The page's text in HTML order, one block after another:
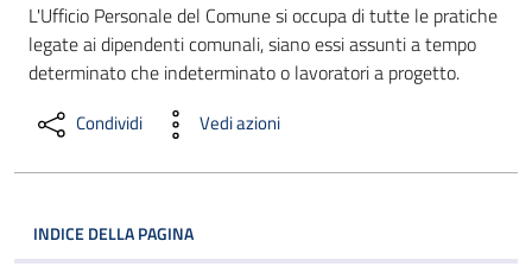
L'Ufficio Personale del Comune si occupa di tutte le pratiche
legate ai dipendenti comunali, siano essi assunti a tempo
determinato che indeterminato o lavoratori a progetto.
Condividi Vedi azioni
INDICE DELLA PAGINA